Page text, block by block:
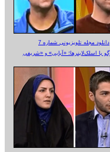
دانلود مجله تلویزیونی شماره 7